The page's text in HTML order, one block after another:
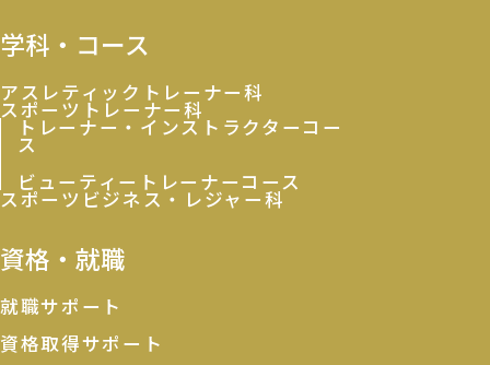
学科・コース
アスレティックトレーナー科
スポーツトレーナー科
トレーナー・インストラクターコー
ス
ビューティートレーナーコース
スポーツビジネス・レジャー科
資格・就職
就職サポート
資格取得サポート